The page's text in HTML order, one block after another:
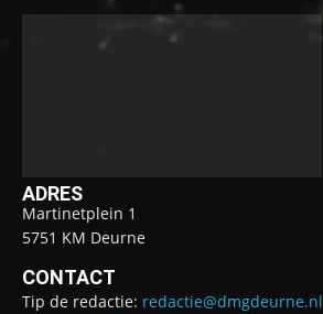
ADRES
Martinetplein 1
5751 KM Deurne
CONTACT
Tip de redactie: redactie@dmgdeurne.nl